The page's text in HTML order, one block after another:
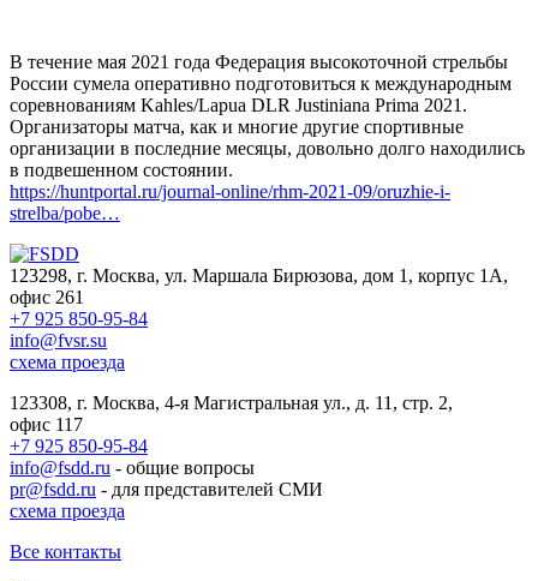
В течение мая 2021 года Федерация высокоточной стрельбы
России сумела оперативно подготовиться к международным
соревнованиям Kahles/Lapua DLR Justiniana Prima 2021.
Организаторы матча, как и многие другие спортивные
организации в последние месяцы, довольно долго находились
в подвешенном состоянии.
https://huntportal.ru/journal-online/rhm-2021-09/oruzhie-i-
strelba/pobe…
123298, г. Москва, ул. Маршала Бирюзова, дом 1, корпус 1А,
офис 261
+7 925 850-95-84
info@fvsr.su
схема проезда
123308, г. Москва, 4-я Магистральная ул., д. 11, стр. 2,
офис 117
+7 925 850-95-84
info@fsdd.ru - общие вопросы
pr@fsdd.ru - для представителей СМИ
схема проезда
Все контакты